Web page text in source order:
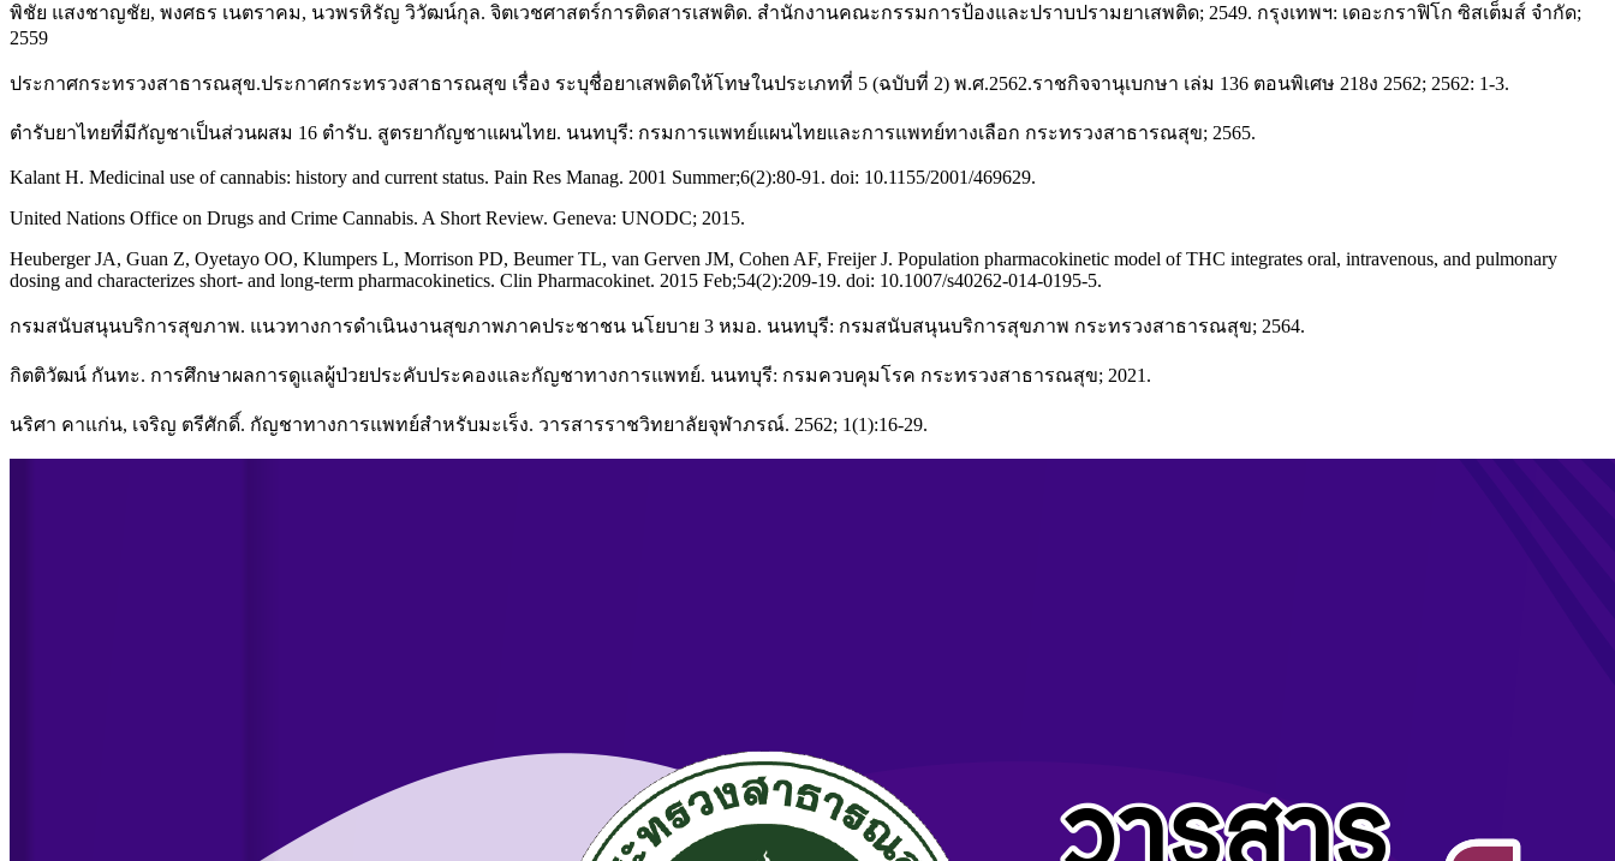
พิชัย แสงชาญชัย, พงศธร เนตราคม, นวพรหิรัญ วิวัฒน์กุล. จิตเวชศาสตร์การติดสารเสพติด. สำนักงานคณะกรรมการป้องและปราบปรามยาเสพติด; 2549. กรุงเทพฯ: เดอะกราฟิโก ซิสเต็มส์ จำกัด;
2559
ประกาศกระทรวงสาธารณสุข.ประกาศกระทรวงสาธารณสุข เรื่อง ระบุชื่อยาเสพติดให้โทษในประเภทที่ 5 (ฉบับที่ 2) พ.ศ.2562.ราชกิจจานุเบกษา เล่ม 136 ตอนพิเศษ 218ง 2562; 2562: 1-3.
ตำรับยาไทยที่มีกัญชาเป็นส่วนผสม 16 ตำรับ. สูตรยากัญชาแผนไทย. นนทบุรี: กรมการแพทย์แผนไทยและการแพทย์ทางเลือก กระทรวงสาธารณสุข; 2565.
Kalant H. Medicinal use of cannabis: history and current status. Pain Res Manag. 2001 Summer;6(2):80-91. doi: 10.1155/2001/469629.
United Nations Office on Drugs and Crime Cannabis. A Short Review. Geneva: UNODC; 2015.
Heuberger JA, Guan Z, Oyetayo OO, Klumpers L, Morrison PD, Beumer TL, van Gerven JM, Cohen AF, Freijer J. Population pharmacokinetic model of THC integrates oral, intravenous, and pulmonary
dosing and characterizes short- and long-term pharmacokinetics. Clin Pharmacokinet. 2015 Feb;54(2):209-19. doi: 10.1007/s40262-014-0195-5.
กรมสนับสนุนบริการสุขภาพ. แนวทางการดำเนินงานสุขภาพภาคประชาชน นโยบาย 3 หมอ. นนทบุรี: กรมสนับสนุนบริการสุขภาพ กระทรวงสาธารณสุข; 2564.
กิตติวัฒน์ กันทะ. การศึกษาผลการดูแลผู้ป่วยประคับประคองและกัญชาทางการแพทย์. นนทบุรี: กรมควบคุมโรค กระทรวงสาธารณสุข; 2021.
นริศา คาแก่น, เจริญ ตรีศักดิ์. กัญชาทางการแพทย์สำหรับมะเร็ง. วารสารราชวิทยาลัยจุฬาภรณ์. 2562; 1(1):16-29.